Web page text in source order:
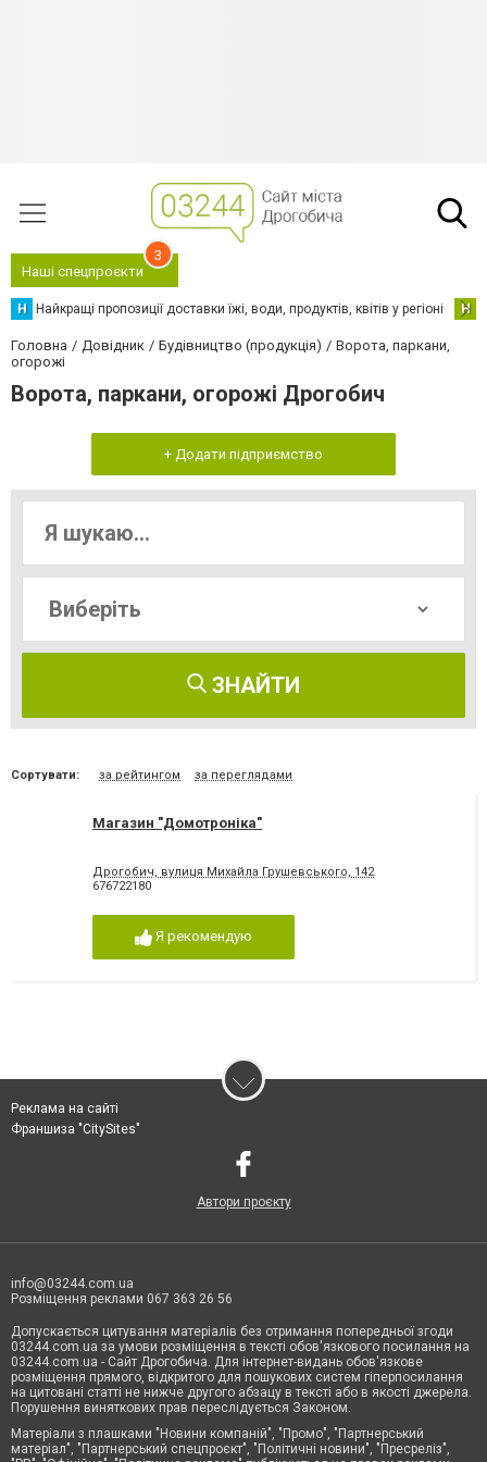
Наші спецпроєкти
3
Н Найкращі пропозиції доставки їжі, води, продуктів, квітів у регіоні Н
Головна Довідник Будівництво (продукція)
Ворота, паркани,
огорожі
Ворота, паркани, огорожі Дрогобич
+ Додати підприємство
ЗНАЙТИ
Сортувати: за рейтингом за переглядами
Магазин "Домотроніка"
Дрогобич, вулиця Михайла Грушевського, 142
676722180
Я рекомендую
Реклама на сайті
Франшиза "CitySites"
Автори проєкту
info@03244.com.ua
Розміщення реклами 067 363 26 56
Допускається цитування матеріалів без отримання попередньої згоди
03244.com.ua за умови розміщення в тексті обов'язкового посилання на
03244.com.ua - Сайт Дрогобича. Для інтернет-видань обов'язкове
розміщення прямого, відкритого для пошукових систем гіперпосилання
на цитовані статті не нижче другого абзацу в тексті або в якості джерела.
Порушення виняткових прав переслідується Законом.
Матеріали з плашками "Новини компаній", "Промо", "Партнерський
матеріал", "Партнерський спецпроєкт", "Політичні новини", "Пресреліз",